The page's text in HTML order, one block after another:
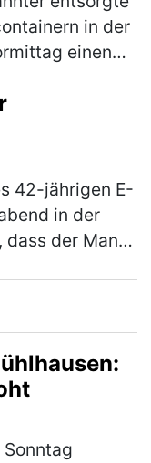
in der
einen
42-jährigen E-
in der
der Mann